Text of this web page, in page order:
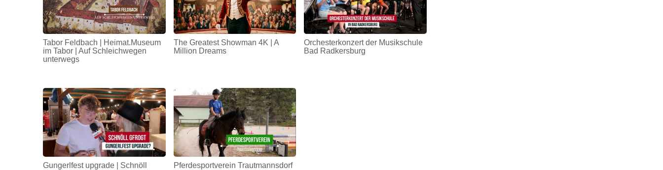
Tabor Feldbach | Heimat.Museum
im Tabor | Auf Schleichwegen
unterwegs
The Greatest Showman 4K | A
Million Dreams
Orchesterkonzert der Musikschule
Bad Radkersburg
Gungerlfest upgrade | Schnöll
Pferdesportverein Trautmannsdorf